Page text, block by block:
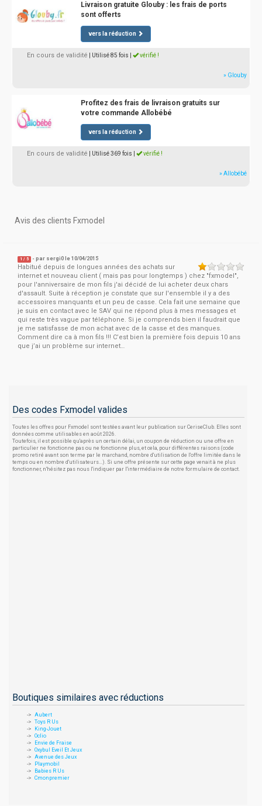
Livraison gratuite Glouby : les frais de ports
sont offerts
vers la réduction
En cours de validité | Utilisé 85 fois vérifié !
» Glouby
Profitez des frais de livraison gratuits sur
votre commande Allobébé
vers la réduction
En cours de validité | Utilisé 369 fois vérifié !
» Allobébé
Avis des clients Fxmodel
1 / 5 - par sergi0 le 10/04/2015
Habitué depuis de longues années des achats sur
internet et nouveau client ( mais pas pour longtemps ) chez "fxmodel",
pour l'anniversaire de mon fils j'ai décidé de lui acheter deux chars
d'assault. Suite à réception je constate que sur l'ensemble il y a des
accessoires manquants et un peu de casse. Cela fait une semaine que
je suis en contact avec le SAV qui ne répond plus à mes messages et
qui reste très vague par téléphone. Si je comprends bien il faudrait que
je me satisfasse de mon achat avec de la casse et des manques.
Comment dire ca à mon fils !!! C’est bien la première fois depuis 10 ans
que j’ai un problème sur internet…
Des codes Fxmodel valides
Toutes les offres pour Fxmodel sont testées avant leur publication sur CeriseClub. Elles sont
données comme utilisables en août 2026.
Toutefois, il est possible qu'après un certain délai, un coupon de réduction ou une offre en
particulier ne fonctionne pas ou ne fonctionne plus, et cela, pour différentes raisons (code
promo retiré avant son terme par le marchand, nombre d'utilisation de l'offre limitée dans le
temps ou en nombre d'utilisateurs...). Si une offre présente sur cette page venait à ne plus
fonctionner, n'hésitez pas nous l'indiquer par l'intermédiaire de notre formulaire de contact.
Boutiques similaires avec réductions
Aubert
Toys R Us
King-Jouet
Oclio
Envie de Fraise
Oxybul Eveil Et Jeux
Avenue des Jeux
Playmobil
Babies R Us
Cmonpremier